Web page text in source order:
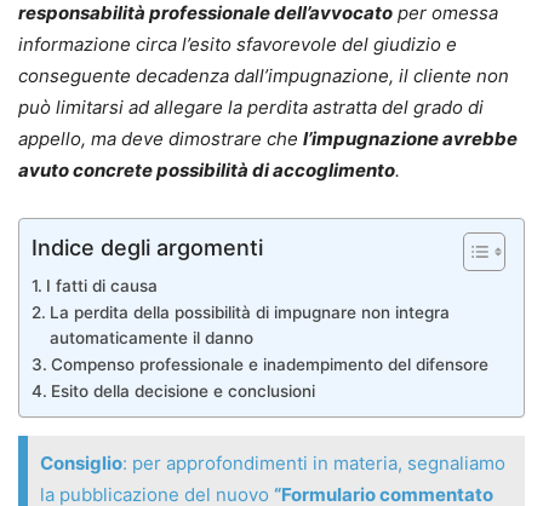
responsabilità professionale dell’avvocato per omessa
informazione circa l’esito sfavorevole del giudizio e
conseguente decadenza dall’impugnazione, il cliente non
può limitarsi ad allegare la perdita astratta del grado di
appello, ma deve dimostrare che l’impugnazione avrebbe
avuto concrete possibilità di accoglimento.
Indice degli argomenti
I fatti di causa
La perdita della possibilità di impugnare non integra
automaticamente il danno
Compenso professionale e inadempimento del difensore
Esito della decisione e conclusioni
Consiglio: per approfondimenti in materia, segnaliamo
la pubblicazione del nuovo “Formulario commentato